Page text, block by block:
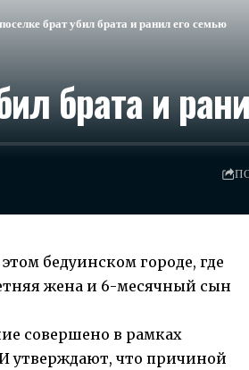
брат убил брата и ранил его семью
брата и
бедуинском городе, где
жена и 6-месячный сын
совершено в рамках
утверждают, что причиной